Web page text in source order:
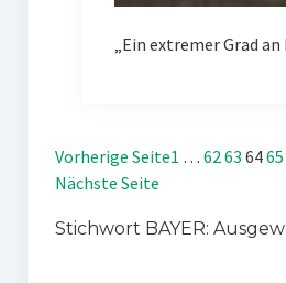
„Ein extremer Grad
Vorherige Seite1 … 6263 6465
Nächste Seite
Stichwort BAYER: